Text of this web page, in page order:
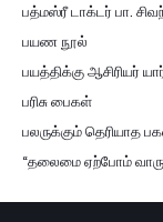
பத்மஸ்ரீ டாக்டர் பா.
பயண நூல்
பயத்திக்கு ஆசிரியர்
பரிசு பைகள்
பலருக்கும் தெரியாத
“தலைமை ஏற்போம்